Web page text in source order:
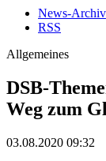
News-Archiv
RSS
Allgemeines
DSB-
Weg zum
03.08.2020 09:32